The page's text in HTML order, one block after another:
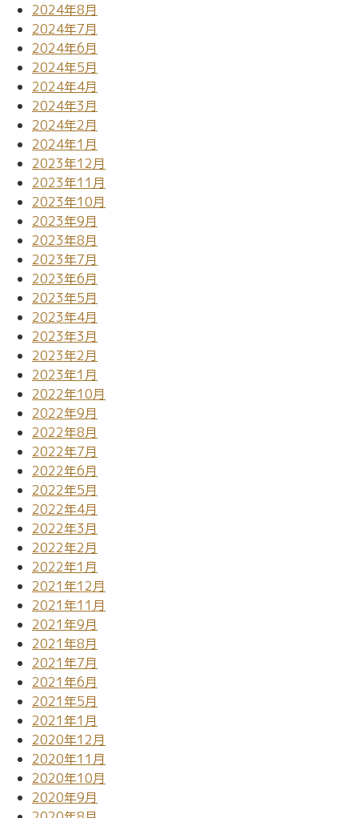
2024年8月
2024年7月
2024年6月
2024年5月
2024年4月
2024年3月
2024年2月
2024年1月
2023年12月
2023年11月
2023年10月
2023年9月
2023年8月
2023年7月
2023年6月
2023年5月
2023年4月
2023年3月
2023年2月
2023年1月
2022年10月
2022年9月
2022年8月
2022年7月
2022年6月
2022年5月
2022年4月
2022年3月
2022年2月
2022年1月
2021年12月
2021年11月
2021年9月
2021年8月
2021年7月
2021年6月
2021年5月
2021年1月
2020年12月
2020年11月
2020年10月
2020年9月